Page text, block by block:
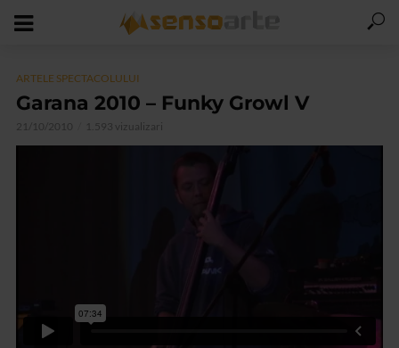
ARTELE SPECTACOLULUI
Garana 2010 – Funky Growl V
21/10/2010 1.593 vizualizari